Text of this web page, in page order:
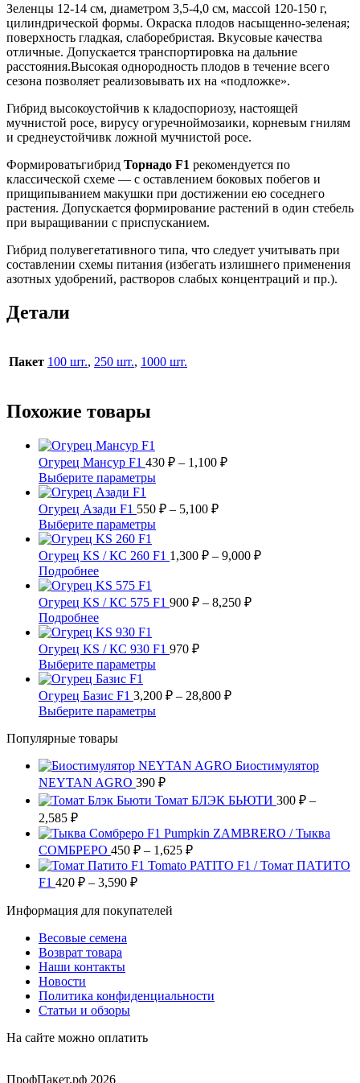
Зеленцы 12-14 см, диаметром 3,5-4,0 см, массой 120-150 г,
цилиндрической формы. Окраска плодов насыщенно-зеленая;
поверхность гладкая, слаборебристая. Вкусовые качества
отличные. Допускается транспортировка на дальние
расстояния.Высокая однородность плодов в течение всего
сезона позволяет реализовывать их на «подложке».
Гибрид высокоустойчив к кладоспориозу, настоящей
мучнистой росе, вирусу огуречноймозаики, корневым гнилям
и среднеустойчивк ложной мучнистой росе.
Формироватьгибрид Торнадо F1 рекомендуется по
классической схеме — с оставлением боковых побегов и
прищипыванием макушки при достижении ею соседнего
растения. Допускается формирование растений в один стебель
при выращивании с приспусканием.
Гибрид полувегетативного типа, что следует учитывать при
составлении схемы питания (избегать излишнего применения
азотных удобрений, растворов слабых концентраций и пр.).
Детали
Пакет 100 шт., 250 шт., 1000 шт.
Похожие товары
Огурец Мансур F1 430 ₽ – 1,100 ₽Диапазон
Выберите параметрыЭтот
имеет
несколько
вариаций.
Опции
можно
странице
Огурец Азади F1 550 ₽ – 5,100 ₽Диапазон
–
Выберите параметрыЭтот
имеет
Опции
можно
странице
товара.
Огурец KS / КС 260 F1 1,300 ₽ – 9,000 ₽Диапазон
ПодробнееЭтот
товар
имеет
несколько
вариаций.
Опции
можно
выбрать
на
странице
товара.
Огурец KS / КС 575 F1 900 ₽ – 8,250 ₽Диапазон
ПодробнееЭтот
товар
имеет
несколько
вариаций.
Опции
можно
выбрать
странице
товара.
Огурец KS / КС 930 F1 970 ₽
Выберите параметрыЭтот
имеет
несколько
вариаций.
выбрать
на
странице
товара.
Огурец Базис F1 3,200 ₽ – 28,800 ₽Диапазон
Выберите параметрыЭтот
вариаций.
Опции
можно
на
странице
товара.
Популярные товары
Биостимулятор
NEYTAN AGRO 390 ₽
Томат БЛЭК БЬЮТИ 300 ₽ –
2,585 ₽Диапазон
цен:
300 ₽
–
2,585 ₽
Pumpkin ZAMBRERO / Тыква
СОМБРЕРО 450 ₽ – 1,625 ₽Диапазон
цен:
Tomato PATITO F1 / Томат ПАТИТО
F1 420 ₽ – 3,590 ₽Диапазон
420 ₽
Информация для покупателей
Весовые семена
Возврат товара
Наши контакты
Новости
Политика конфиденциальности
Статьи и обзоры
На сайте можно оплатить
ПрофПакет.рф 2026